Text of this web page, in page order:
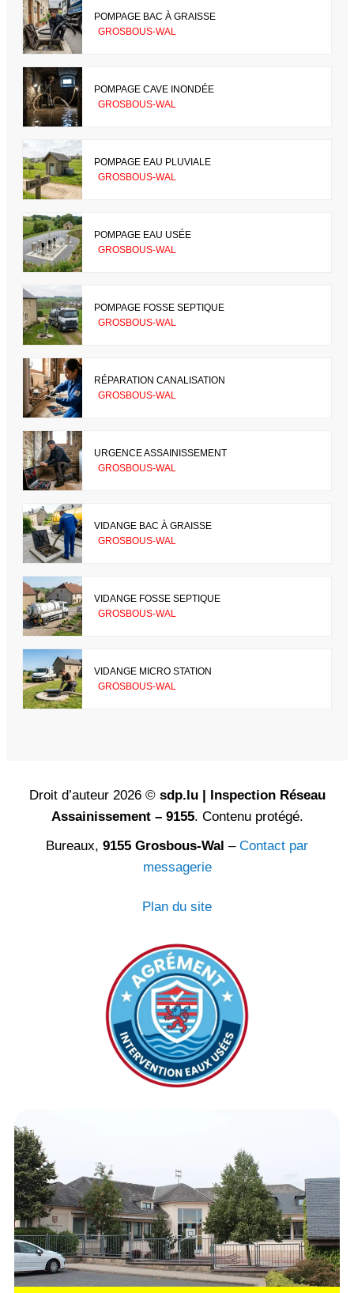
POMPAGE BAC À GRAISSE
GROSBOUS-WAL
POMPAGE CAVE INONDÉE
GROSBOUS-WAL
POMPAGE EAU PLUVIALE
GROSBOUS-WAL
POMPAGE EAU USÉE
GROSBOUS-WAL
POMPAGE FOSSE SEPTIQUE
GROSBOUS-WAL
RÉPARATION CANALISATION
GROSBOUS-WAL
URGENCE ASSAINISSEMENT
GROSBOUS-WAL
VIDANGE BAC À GRAISSE
GROSBOUS-WAL
VIDANGE FOSSE SEPTIQUE
GROSBOUS-WAL
VIDANGE MICRO STATION
GROSBOUS-WAL
Droit d’auteur 2026 © sdp.lu | Inspection Réseau
Assainissement – 9155. Contenu protégé.
Bureaux, 9155 Grosbous-Wal – Contact par
messagerie
Plan du site